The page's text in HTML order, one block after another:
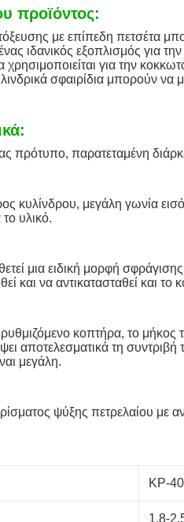
προϊόντος:
με επίπεδη πετσέτα
ιδανικός εξοπλισμός
χρησιμοποιείται για την
σφαιρίδια μπορούν να
πρότυπο, παρατεταμένη
κυλίνδρου, μεγάλη γωνία
υλικό.
μια ειδική μορφή
και να αντικατασταθεί και το
κοπτήρα, το
αποτελεσματικά τη συντριβή
μεγάλη.
ψύξης πετρελαίου με
KP-
1.8-